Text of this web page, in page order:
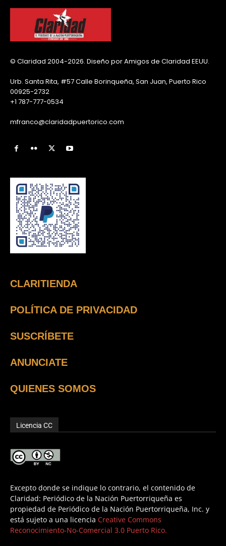
© Claridad 2004-2026. Diseño por Amigos de Claridad EEUU.
Urb. Santa Rita, #57 Calle Borinqueña, San Juan, Puerto Rico
00925-2732
+1 787-777-0534
mfranco@claridadpuertorico.com
CLARITIENDA
POLÍTICA DE PRIVACIDAD
SUSCRÍBETE
ANUNCIATE
QUIENES SOMOS
Licencia CC
Excepto donde se indique lo contrario, el contenido de
Claridad: Periódico de la Nación Puertorriqueña es
propiedad de Periódico de la Nación Puertorriqueña, Inc. y
está sujeto a una licencia Creative Commons
Reconocimiento-No-Comercial 3.0 Puerto Rico.